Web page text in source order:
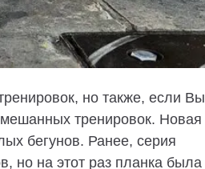
но также, если Вы
тренировок. Новая
бегунов. Ранее, серия
но на этот раз планка была